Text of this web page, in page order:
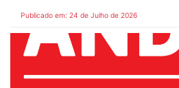
Publicado em: 24 de Julho de 2026